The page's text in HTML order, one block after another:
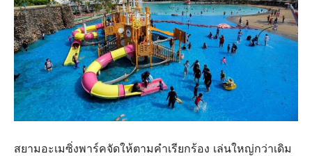
สยามอะเมซิ่งพาร์คจัดให้ตามคำเรียกร้อง เล่นใหญ่กว่าเดิม